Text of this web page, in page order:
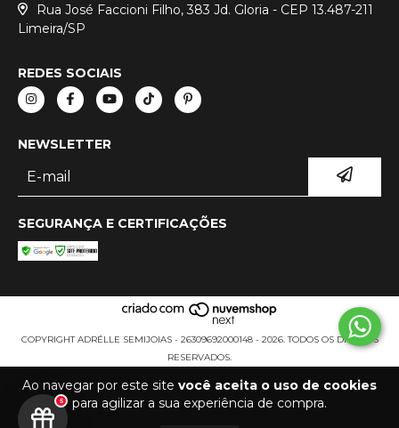
Ao navegar por este site você aceita o uso de cookies
para agilizar a sua experiência de compra.
Rua José Faccioni Filho, 383 Jd. Gloria - CEP 13.487-211
Limeira/SP
REDES SOCIAIS
NEWSLETTER
SEGURANÇA E CERTIFICAÇÕES
COPYRIGHT ADRÉLLE SEMIJOIAS - 26309692000148 - 2026. TODOS OS DIREITOS
RESERVADOS.
5